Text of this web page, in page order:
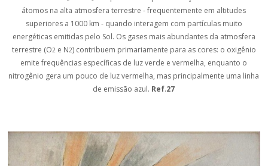
átomos na alta atmosfera terrestre - frequentemente em altitudes
superiores a 1000 km - quando interagem com partículas muito
energéticas emitidas pelo Sol. Os gases mais abundantes da atmosfera
terrestre (O2e N2) contribuem primariamente para as cores: o oxigênio
emite frequências específicas de luz verde e vermelha, enquanto o
nitrogênio gera um pouco de luz vermelha, mas principalmente uma linha
de emissão azul. Ref.27